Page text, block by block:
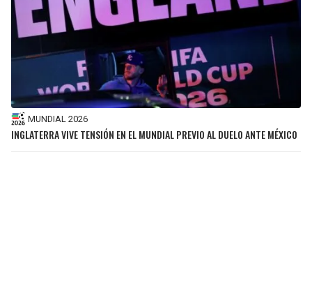
MUNDIAL 2026
INGLATERRA VIVE TENSIÓN EN EL MUNDIAL PREVIO AL DUELO ANTE MÉXICO